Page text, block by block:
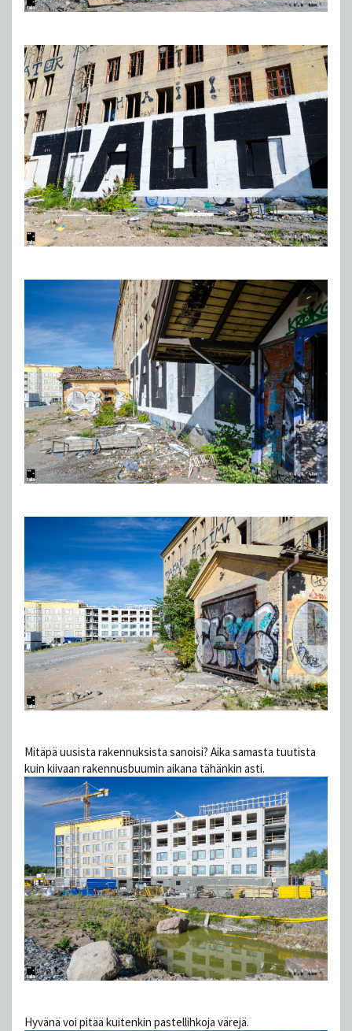
Mitäpä uusista rakennuksista sanoisi? Aika samasta tuutista
kuin kiivaan rakennusbuumin aikana tähänkin asti.
Hyvänä voi pitää kuitenkin pastellihkoja värejä.